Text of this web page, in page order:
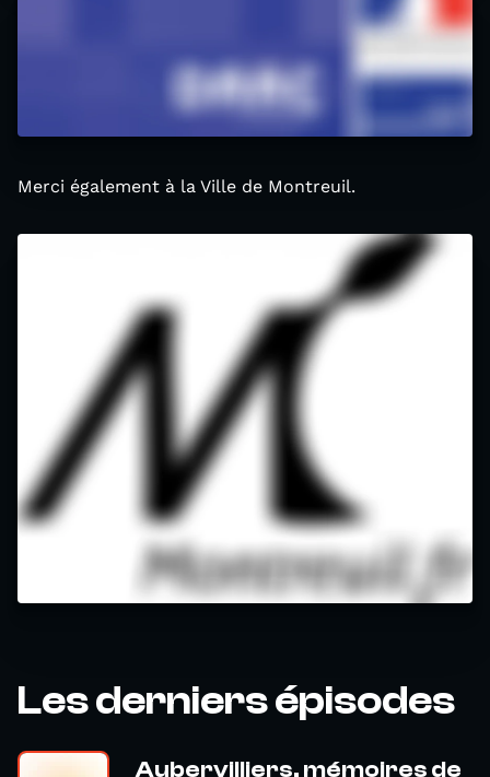
Merci également à la Ville de Montreuil.
Les derniers épisodes
Aubervilliers, mémoires de